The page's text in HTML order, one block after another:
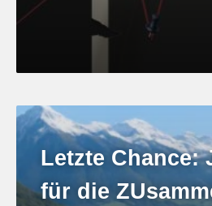
Letzte Chance:
für die